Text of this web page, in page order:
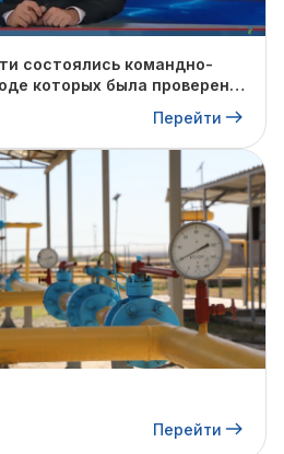
состоялись командно-
которых была проверена
Перейти
Перейти